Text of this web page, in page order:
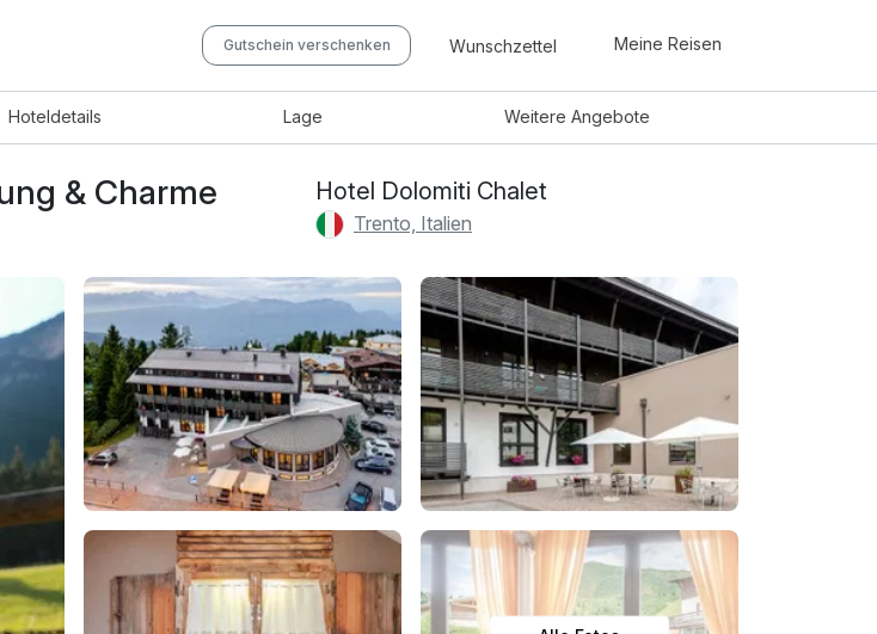
Gutschein verschenken Wunschzettel Meine Reisen
Hoteldetails Lage WeitereAngebote
& Charme Hotel Dolomiti Chalet
Trento, Italien